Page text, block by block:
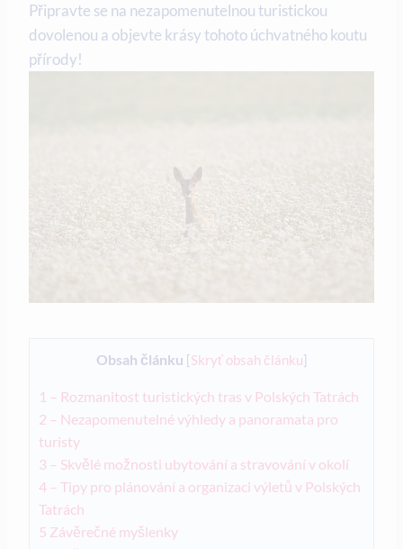
Připravte se na nezapomenutelnou turistickou
dovolenou a objevte krásy tohoto úchvatného koutu
přírody!
Obsah článku [Skryť obsah článku]
1 – Rozmanitost turistických tras v Polských Tatrách
2 – Nezapomenutelné výhledy a panoramata pro
turisty
3 – Skvělé možnosti ubytování a stravování v okolí
4 – Tipy pro plánování a organizaci výletů v Polských
Tatrách
5 Závěrečné myšlenky